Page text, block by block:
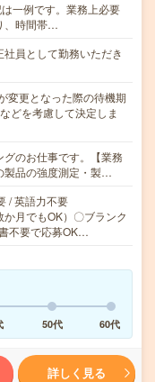
一例です。業務上必要
、時間帯…
員として勤務いただき
更となった際の待機期
どを考慮して決定しま
のお仕事です。【業務
製品の強度測定・製…
/ 英語力不要
月でもOK）〇ブランク
不要で応募OK…
50代 60代
詳しく見る